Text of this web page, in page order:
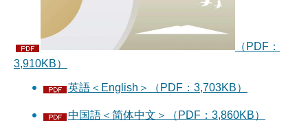
（PDF：
3,910KB）
英語＜English＞（PDF：3,703KB）
中国語＜简体中文＞（PDF：3,860KB）